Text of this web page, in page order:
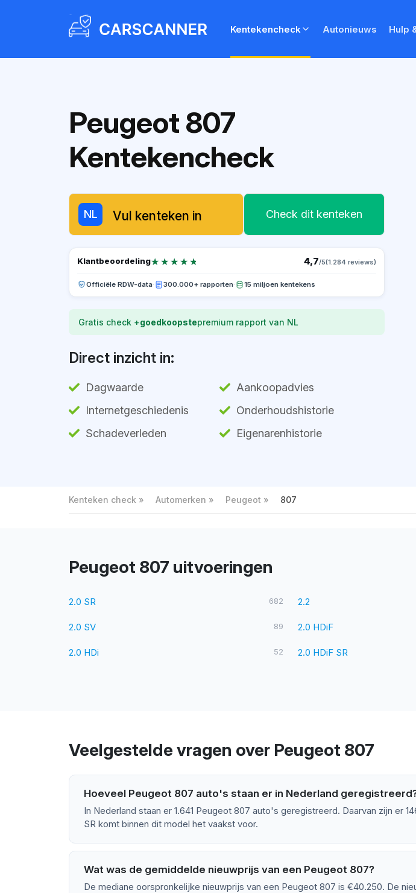
Kentekencheck Autonieuws Hulp
Peugeot 807
Kentekencheck
NL Check dit kenteken
Klantbeoordeling★★★★★
★★★★★ 4,7/5(1.284 reviews)
Officiële RDW-data· 300.000+ rapporten· 15 miljoen kentekens
Gratis check +goedkoopstepremium rapport van NL
Direct inzicht in:
Dagwaarde
Aankoopadvies
Internetgeschiedenis
Onderhoudshistorie
Schadeverleden
Eigenarenhistorie
Kenteken check Automerken Peugeot 807
Peugeot 807 uitvoeringen
2.0 SR 682 2.2
2.0 SV 89 2.0 HDiF
2.0 HDi 52 2.0 HDiF SR
Veelgestelde vragen over Peugeot 807
Hoeveel Peugeot 807 auto's staan er in Nederland
In Nederland staan er 1.641 Peugeot 807 auto's geregistreerd. Daarvan zijn er
SR komt binnen dit model het vaakst voor.
Wat was de gemiddelde nieuwprijs van een Peugeot 807?
De mediane oorspronkelijke nieuwprijs van een Peugeot 807 is €40.250. De